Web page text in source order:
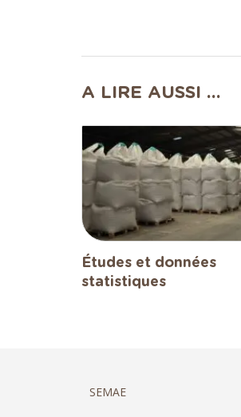
A LIRE AUSSI ...
Études et données
statistiques
SEMAE